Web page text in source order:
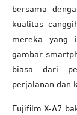
bersama
kualitas
mereka yang
gambar
biasa dari
perjalanan dan
Fujifilm X-A7